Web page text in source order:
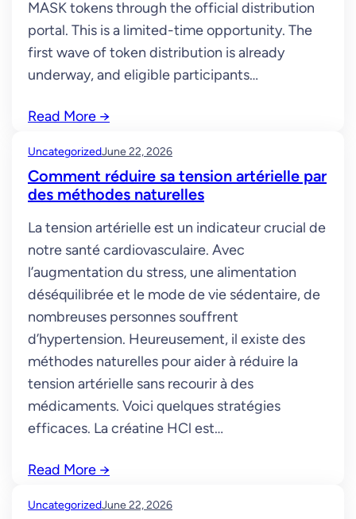
MASK tokens through the official distribution
portal. This is a limited-time opportunity. The
first wave of token distribution is already
underway, and eligible participants…
Read More →
UncategorizedJune 22, 2026
Comment réduire sa tension artérielle par
des méthodes naturelles
La tension artérielle est un indicateur crucial de
notre santé cardiovasculaire. Avec
l’augmentation du stress, une alimentation
déséquilibrée et le mode de vie sédentaire, de
nombreuses personnes souffrent
d’hypertension. Heureusement, il existe des
méthodes naturelles pour aider à réduire la
tension artérielle sans recourir à des
médicaments. Voici quelques stratégies
efficaces. La créatine HCl est…
Read More →
UncategorizedJune 22, 2026